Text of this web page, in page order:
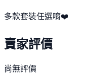
多款套裝任選唷❤️
賣家評價
尚無評價